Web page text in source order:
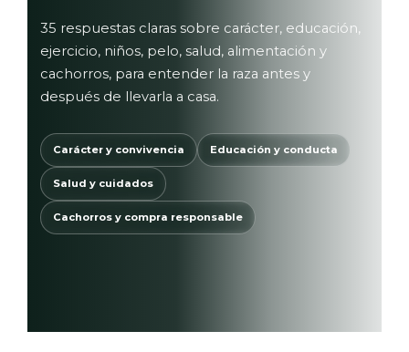
35 respuestas claras sobre carácter, educación,
ejercicio, niños, pelo, salud, alimentación y
cachorros, para entender la raza antes y
después de llevarla a casa.
Carácter y convivencia Educación y conducta
Salud y cuidados
Cachorros y compra responsable